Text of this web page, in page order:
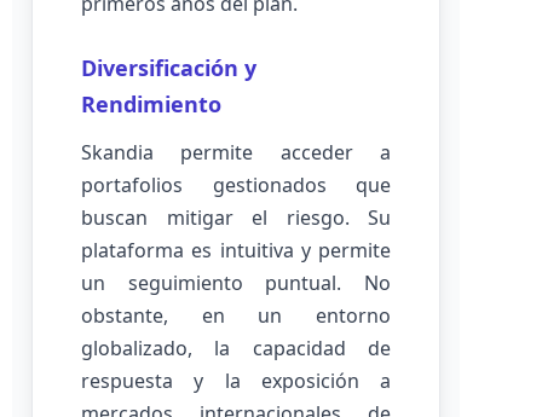
Diversificación y
Rendimiento
Skandia permite acceder a
portafolios gestionados que
buscan mitigar el riesgo. Su
plataforma es intuitiva y permite
un seguimiento puntual. No
obstante, en un entorno
globalizado, la capacidad de
respuesta y la exposición a